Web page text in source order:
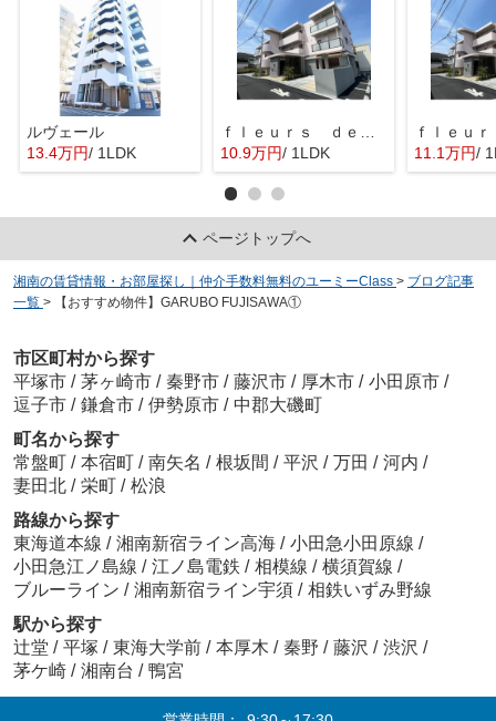
ルヴェール
13.4万円/ 1LDK
ｆｌｅｕｒｓ ｄｅ ｃｅｒｉｓｉｅｒ
10.9万円/ 1LDK 11.1万円/
ページトップへ
湘南の賃貸情報・お部屋探し｜仲介手数料無料のユーミーClass > ブログ記事
一覧 > 【おすすめ物件】GARUBO FUJISAWA①
市区町村から探す
平塚市 / 茅ヶ崎市 / 秦野市 / 藤沢市 / 厚木市 / 小田原市 /
逗子市 / 鎌倉市 / 伊勢原市 / 中郡大磯町
町名から探す
常盤町 / 本宿町 / 南矢名 / 根坂間 / 平沢 / 万田 / 河内 /
妻田北 / 栄町 / 松浪
路線から探す
東海道本線 / 湘南新宿ライン高海 / 小田急小田原線 /
小田急江ノ島線 / 江ノ島電鉄 / 相模線 / 横須賀線 /
ブルーライン / 湘南新宿ライン宇須 / 相鉄いずみ野線
駅から探す
辻堂 / 平塚 / 東海大学前 / 本厚木 / 秦野 / 藤沢 / 渋沢 /
茅ケ崎 / 湘南台 / 鴨宮